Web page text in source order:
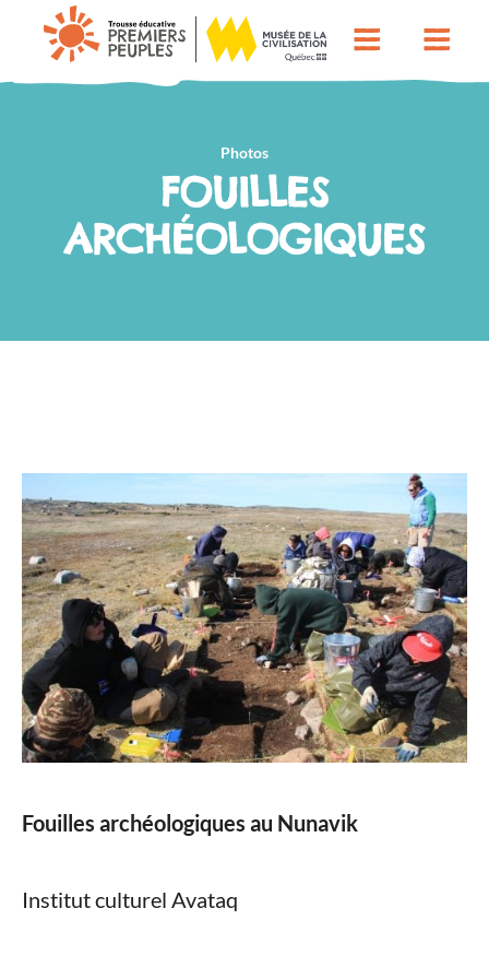
Photos
FOUILLES
ARCHÉOLOGIQUES
Fouilles archéologiques au Nunavik
Institut culturel Avataq